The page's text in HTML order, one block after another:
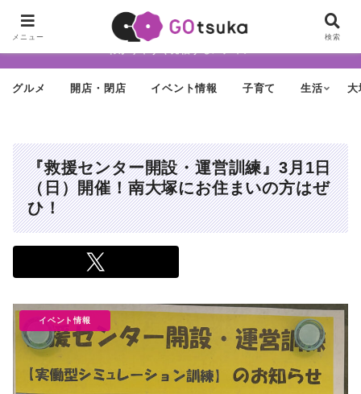
ちょっと怪しげだけど最近どんどん進化する街「大塚」の魅力を面白く・
グルメ 開店・閉店 イベント情報 子育て 生活 大
『救援センター開設・運営訓練』3月1日
（日）開催！南大塚にお住まいの方はぜ
ひ！
イベント情報
メニュー 検索